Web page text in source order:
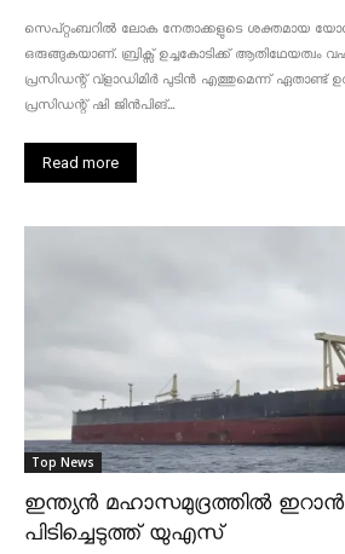
സെപ്റ്റംബറിൽ ലോക നേതാക്കളുടെ ശക്തമായ
ഒരുങ്ങുകയാണ്. ബ്രിക്സ് ഉച്ചകോടിക്ക് ആതിഥേയത്വം
പ്രസിഡന്റ് വ്‌ളാഡിമിർ പുടിൻ എത്തുമെന്ന് ഏതാണ്ട്
പ്രസിഡന്റ് ഷി ജിൻപിങ്...
Read more
Top News
ഇന്ത്യൻ മഹാസമുദ്രത്തിൽ
പിടിച്ചെടുത്ത് യുഎസ്